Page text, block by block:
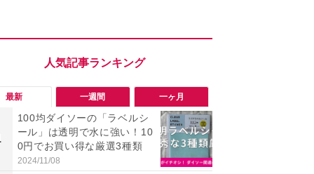
最新 一週間 一ヶ月
100均ダイソーの「ラベルシ
ール」は透明で水に強い！10
0円でお買い得な厳選3種類
2024/11/08